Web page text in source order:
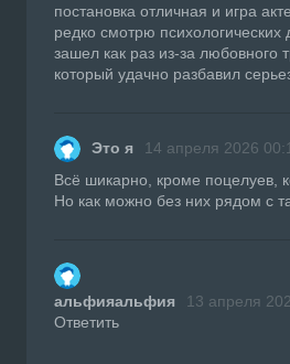
постановка отличная и игра
редко смотрю психологических
зашел как раз из-за любовного
который удачно разбавил
Это я 14 апреля 2026
Всё шикарно, кроме поцелуев,
Но как можно без них рядом с
альфияальфия
13 апреля
Ответить